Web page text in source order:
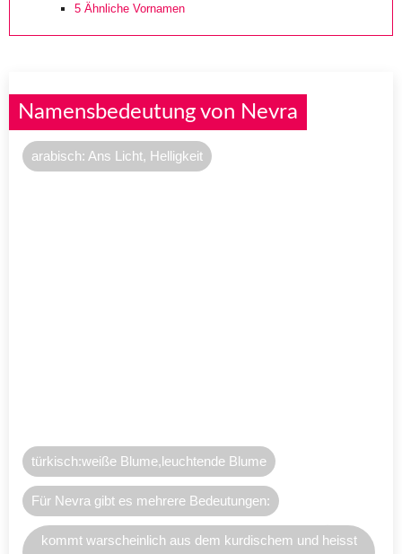
5 Ähnliche Vornamen
Namensbedeutung von Nevra
arabisch: Ans Licht, Helligkeit
türkisch:weiße Blume,leuchtende Blume
Für Nevra gibt es mehrere Bedeutungen:
kommt warscheinlich aus dem kurdischem und heisst